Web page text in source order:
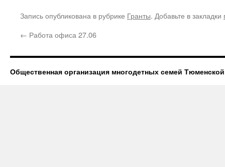
Запись опубликована в рубрике Гранты. Добавьте в закладки
← Работа офиса 27.06
Общественная организация многодетных семей